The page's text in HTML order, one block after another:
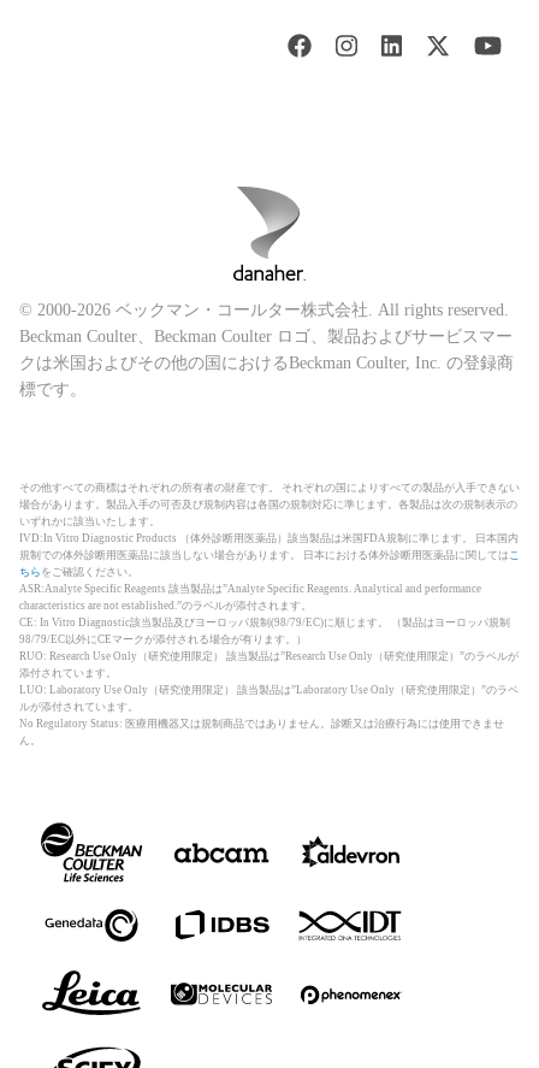
© 2000-2026 ベックマン・コールター株式会社. All rights reserved.
Beckman Coulter、Beckman Coulter ロゴ、製品およびサービスマー
クは米国およびその他の国におけるBeckman Coulter, Inc. の登録商
標です。
その他すべての商標はそれぞれの所有者の財産です。 それぞれの国によりすべての製品が入手できない
場合があります。製品入手の可否及び規制内容は各国の規制対応に準じます。各製品は次の規制表示の
いずれかに該当いたします。
IVD:In Vitro Diagnostic Products （体外診断用医薬品）該当製品は米国FDA規制に準じます。 日本国内
規制での体外診断用医薬品に該当しない場合があります。 日本における体外診断用医薬品に関しては こ
ちら をご確認ください。
ASR:Analyte Specific Reagents 該当製品は”Analyte Specific Reagents. Analytical and performance
characteristics are not established.”のラベルが添付されます。
CE: In Vitro Diagnostic該当製品及びヨーロッパ規制(98/79/EC)に順じます。 （製品はヨーロッパ規制
98/79/EC以外にCEマークが添付される場合が有ります。）
RUO: Research Use Only（研究使用限定） 該当製品は”Research Use Only（研究使用限定）”のラベルが
添付されています。
LUO: Laboratory Use Only（研究使用限定） 該当製品は”Laboratory Use Only（研究使用限定）”のラベ
ルが添付されています。
No Regulatory Status: 医療用機器又は規制商品ではありません。診断又は治療行為には使用できませ
ん。